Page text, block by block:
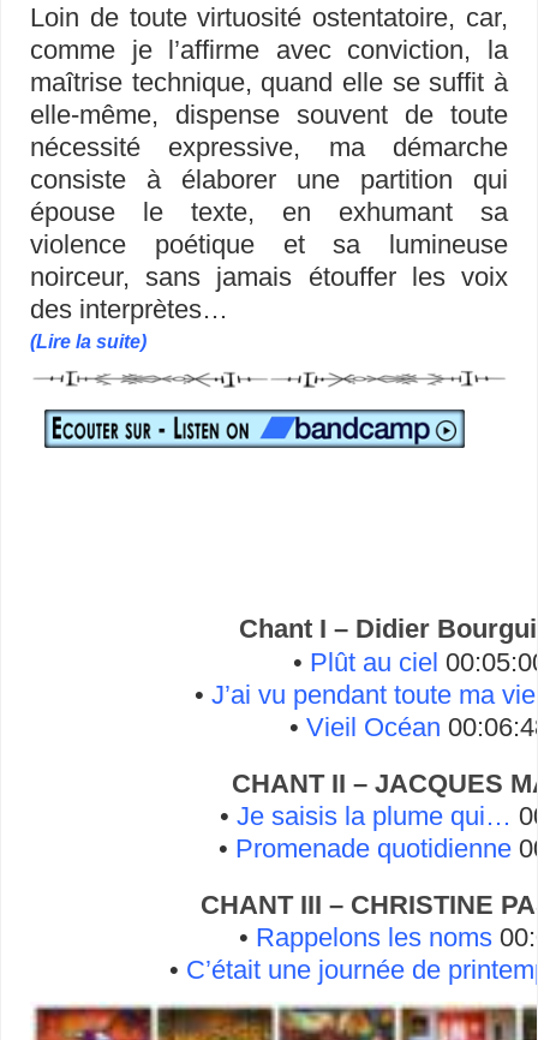
Loin de toute virtuosité ostentatoire, car,
comme je l’affirme avec conviction, la
maîtrise technique, quand elle se suffit à
elle-même, dispense souvent de toute
nécessité expressive, ma démarche
consiste à élaborer une partition qui
épouse le texte, en exhumant sa
violence poétique et sa lumineuse
noirceur, sans jamais étouffer les voix
des interprètes…
(Lire la suite)
Chant I – Didier
• Plût au ciel
•J’ai vu pendant toute ma vie
•Vieil Océan
CHANT II – JACQUES
• Je saisis la plume qui…
• Promenade quotidienne
CHANT III – CHRISTINE
• Rappelons les noms
• C’était une journée de